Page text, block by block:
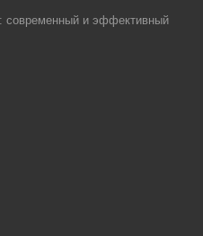
современный и эффективный